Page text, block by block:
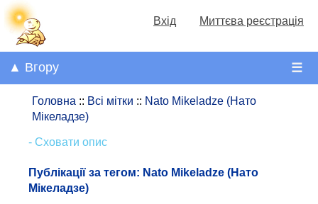
Вхід Миттєва реєстрація
☰
▲ Вгору
Головна :: Всі мітки :: Nato Mikeladze (Нато
Мікеладзе)
- Сховати опис
Публікації за тегом: Nato Mikeladze (Нато
Мікеладзе)